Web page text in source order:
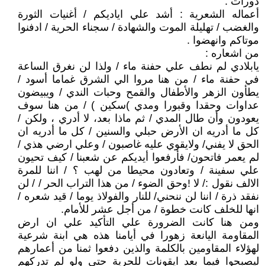
أعماله الشعرية : أشد علي اياديكم / أغنيات الثورة
والغضب / تهليلة الموت والشهادة / سجناء الحرية / ادفنوا
موتاكم وانهضوا .
من اشعاره :
يابلادي لم نطف علي حفنة ماء / ولذا لن نغرق الساعة
في حفنة ماء / من هنا مروا الي الشرق غماما أسود /
يطأون الزهر والأطفال والقمح وحبات الندي / ويبيضون
عداوات وحقدا وقبورا ومدي )سكين ) / من هنا سوف
يعودون وأن طال المدي / ثم ماذا بعد، لا أدري ، ولكن /
كل ما أدريه ان الأرض حبلي والسنين / كل ما أدريه ان
الحق لا يفني/ ولايقوي عليه غاصبون / وعلي ارضي هذي /
لم يعمر فاتحون/ فأرفعوا أيديكم عن شعبنا / كيف تحيون
علي سفينة / وتعادون محيطا من لهب ؟ / اننا للمرة
الالف نقول :/ لا !وحق الضوء / من هذا التراب الحر / / لن
نفقد ذرة / اننا لن ننحني/ للنار والفولاذ يوما / قيد شعره /
انها للخلف كانت خطوة / من أجل عشر للأمام.
ومن هنا كانت الضرورة علي التأكيد علي ان ارض
المقاومة اليانعة زهورا في أيامنا هذه هي ابنة شرعية
لهؤلاء المقاومين بالكلمة والذين دفعوا ثمنا من أعمارهم
ليصبحوا فيما بعد ايقونات للحرية حتي ولو لم تدركهم